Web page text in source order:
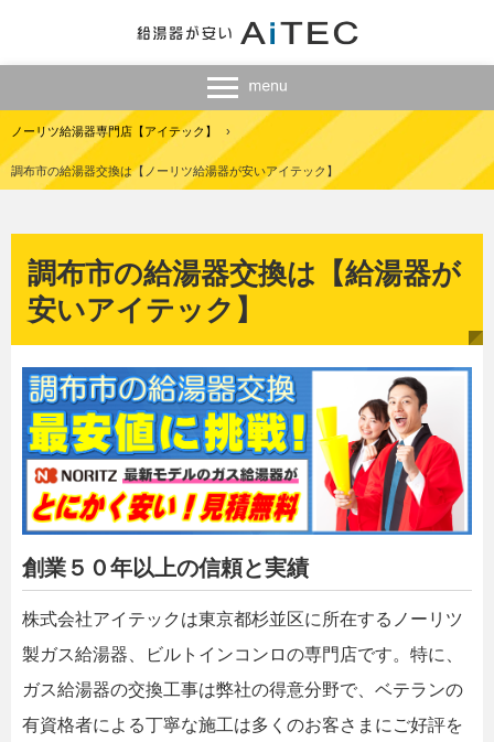
ノーリツ給湯器専門店【アイテック】 ›
調布市の給湯器交換は【ノーリツ給湯器が安いアイテック】
調布市の給湯器交換は【給湯器が
安いアイテック】
創業５０年以上の信頼と実績
株式会社アイテックは東京都杉並区に所在するノーリツ
製ガス給湯器、ビルトインコンロの専門店です。特に、
ガス給湯器の交換工事は弊社の得意分野で、ベテランの
有資格者による丁寧な施工は多くのお客さまにご好評を